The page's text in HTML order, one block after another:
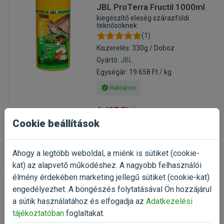
JBL ProTerra Fructil 1000ml
kiegészítő eleség szárazföldi
teknősöknek
(1)
Kiszerelés: 330g / Doboz
Gyártó: JBL
Egységár: 19 658 Ft / kg
Raktáron
6 487 Ft
-25%
Tetra Tortoise Szárazföldi
teknőstáp 500ml
táp szárazföldi teknősöknek
Cookie beállítások
Ahogy a legtöbb weboldal, a miénk is sütiket (cookie-
kat) az alapvető működéshez. A nagyobb felhasználói
élmény érdekében marketing jellegű sütiket (cookie-kat)
engedélyezhet. A böngészés folytatásával Ön hozzájárul
a sütik használatához és elfogadja az Adatkezelési
tájékoztatóban foglaltakat.